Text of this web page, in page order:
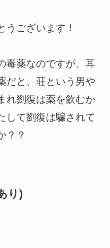
うございます！
毒薬なのですが、耳
だと、荘という男や
れ劉復は薬を飲むか
して劉復は騙されて
？？
り)